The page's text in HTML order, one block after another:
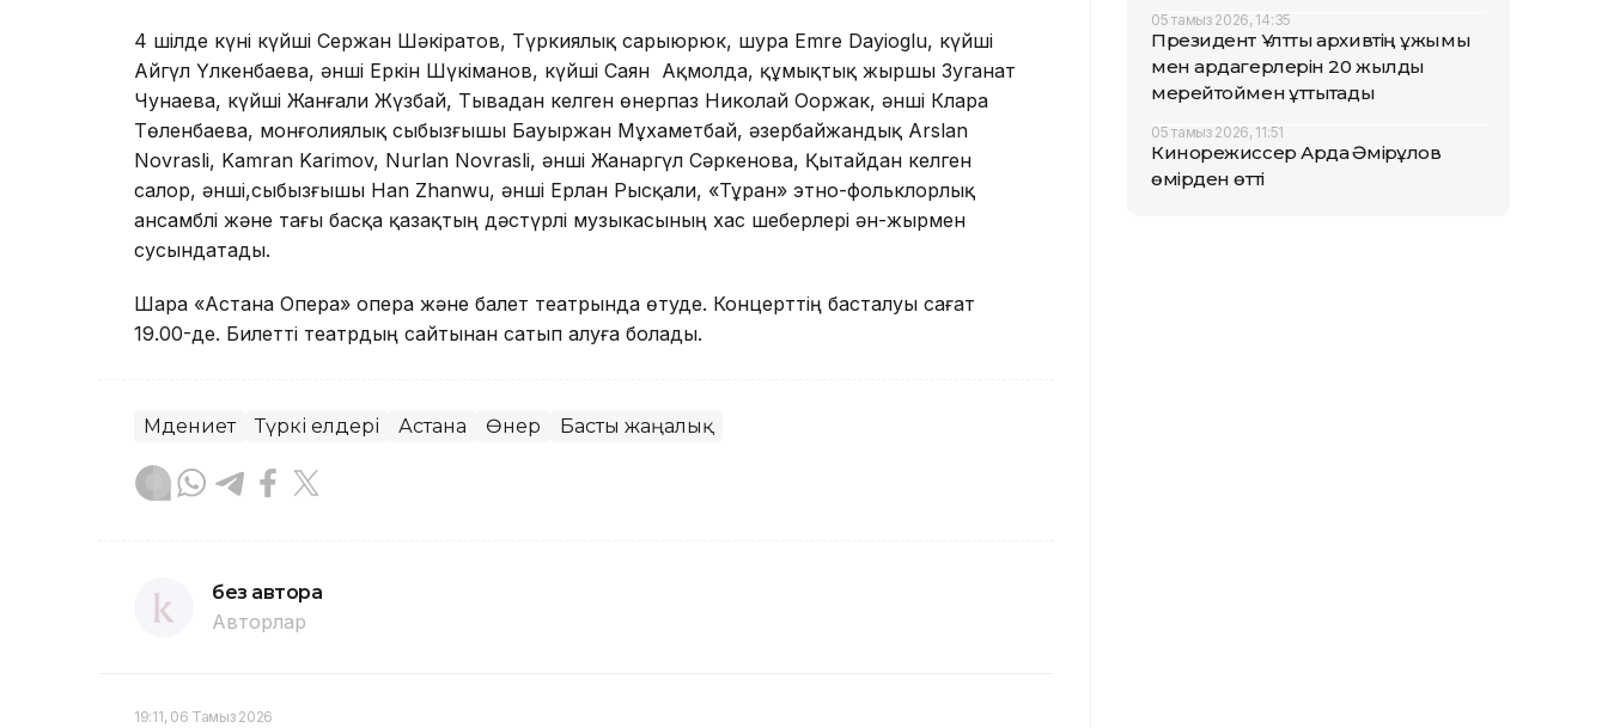
4 шілде күні күйші Сержан Шәкіратов, Түркиялық сарыюрюк, шура Emre Dayioglu, күйші
Айгүл Үлкенбаева, әнші Еркін Шүкіманов, күйші Саян Ақмолда, құмықтық жыршы Зуганат
Чунаева, күйші Жанғали Жүзбай, Тывадан келген өнерпаз Николай Ооржак, әнші Клара
Төленбаева, монғолиялық сыбызғышы Бауыржан Мұхаметбай, әзербайжандық Arslan
Novrasli, Kamran Karimov, Nurlan Novrasli, әнші Жанаргүл Сәркенова, Қытайдан келген
салор, әнші,сыбызғышы Han Zhanwu, әнші Ерлан Рысқали, «Тұран» этно-фольклорлық
ансамблі және тағы басқа қазақтың дәстүрлі музыкасының хас шеберлері ән-жырмен
сусындатады.
Шара «Астана Опера» опера және балет театрында өтуде. Концерттің басталуы сағат
19.00-де. Билетті театрдың сайтынан сатып алуға болады.
Мәдениет Түркі елдері Астана Өнер Басты жаңалық
без автора
Авторлар
19:11, 06 Тамыз 2026
05 тамыз 2026, 14:35
Президент Ұлттық архивтің ұжымы
мен ардагерлерін 20 жылдық
мерейтоймен құттықтады
05 тамыз 2026, 11:51
Кинорежиссер Ардақ Әмірқұлов
өмірден өтті